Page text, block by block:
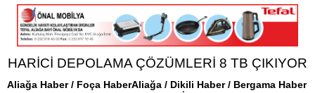
HARİCİ DEPOLAMA ÇÖZÜMLERİ 8 TB ÇIKIYOR
Aliağa Haber / Foça HaberAliağa / Dikili Haber / Bergama Haber